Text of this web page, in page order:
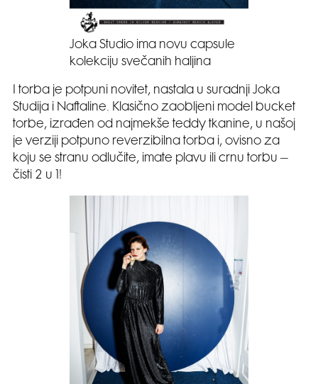
Joka Studio ima novu capsule
kolekciju svečanih haljina
I torba je potpuni novitet, nastala u suradnji Joka
Studija i Naftaline. Klasično zaobljeni model bucket
torbe, izrađen od najmekše teddy tkanine, u našoj
je verziji potpuno reverzibilna torba i, ovisno za
koju se stranu odlučite, imate plavu ili crnu torbu –
čisti 2 u 1!